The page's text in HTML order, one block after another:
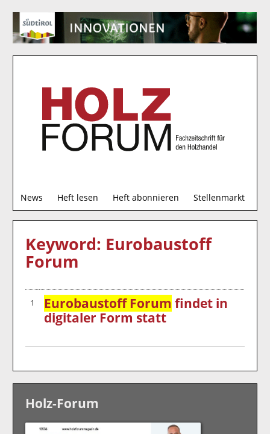
News Heft lesen Heft abonnieren Stellenmarkt
u
c
Keyword: Eurobaustoff
Forum
1 Eurobaustoff Forum findet in
digitaler Form statt
Holz-Forum